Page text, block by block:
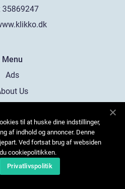
Menu
Ads
Us
til at huske dine indstillinger,
af indhold og annoncer. Denne
Ved fortsat brug af websiden
cookiepolitikken.
Privatlivspolitik